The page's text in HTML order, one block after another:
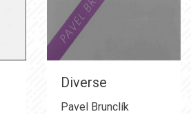
Diverse
Pavel Brunclík